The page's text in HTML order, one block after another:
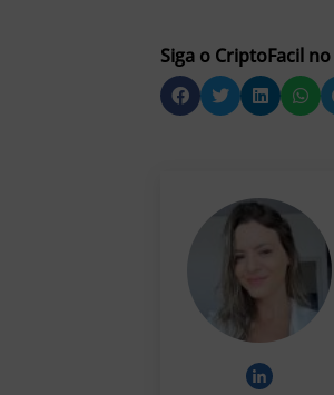
Siga o CriptoFacil no